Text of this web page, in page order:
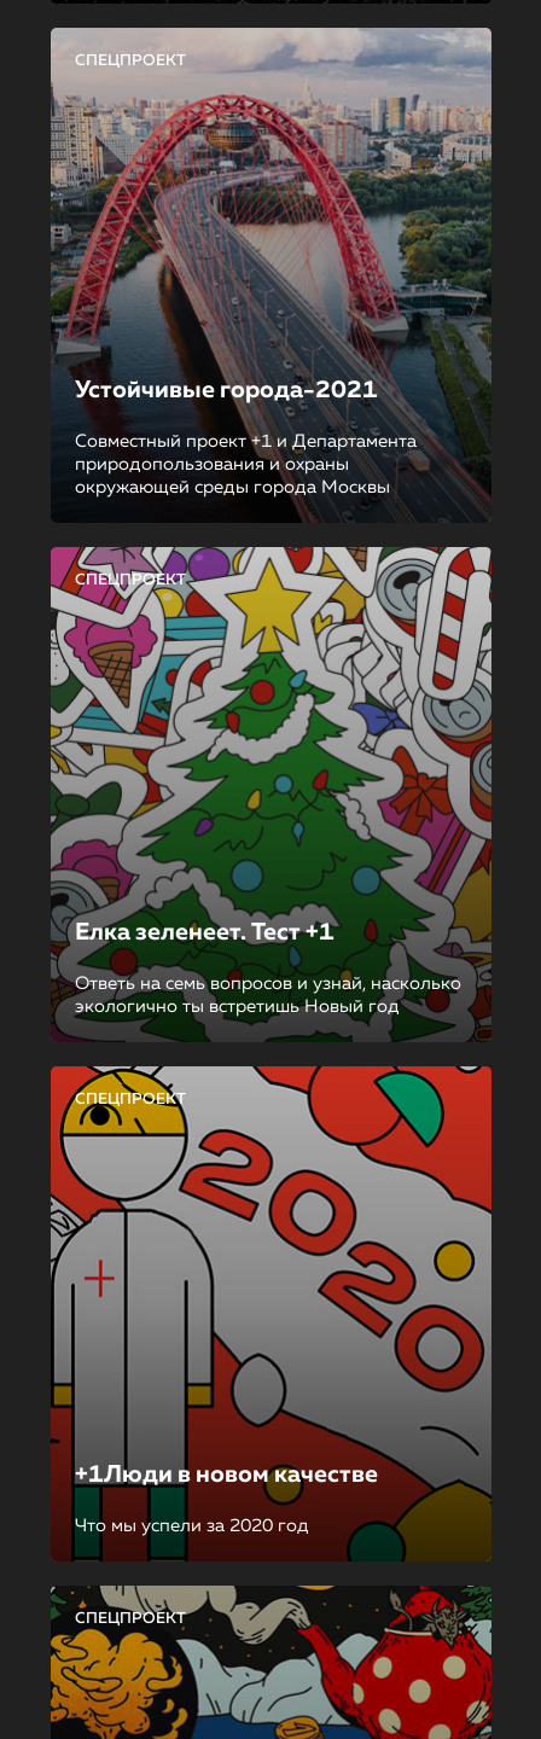
СПЕЦПРОЕКТ
Устойчивые города-2021
Совместный проект +1 и Департамента
природопользования и охраны
окружающей среды города Москвы
СПЕЦПРОЕКТ
Елка зеленеет. Тест +1
Ответь на семь вопросов и узнай, насколько
экологично ты встретишь Новый год
СПЕЦПРОЕКТ
+1Люди в новом качестве
Что мы успели за 2020 год
СПЕЦПРОЕКТ